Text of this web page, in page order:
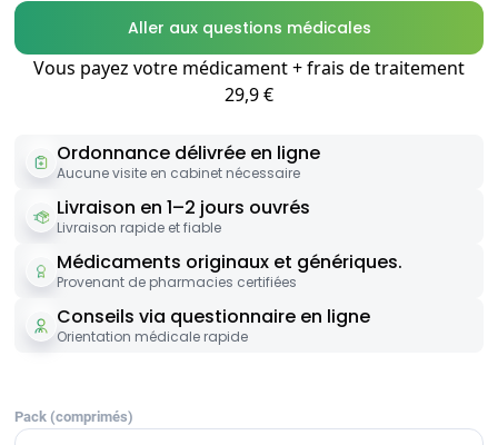
Aller aux questions médicales
Vous payez votre médicament + frais de traitement
29,9 €
Ordonnance délivrée en ligne
Aucune visite en cabinet nécessaire
Livraison en 1–2 jours ouvrés
Livraison rapide et fiable
Médicaments originaux et génériques.
Provenant de pharmacies certifiées
Conseils via questionnaire en ligne
Orientation médicale rapide
Pack (comprimés)